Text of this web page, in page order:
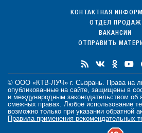
КОНТАКТНАЯ
ОТДЕЛ ПРОДАЖ
ВАКАНСИИ
ОТПРАВИТЬ
© ООО «КТВ-ЛУЧ» г. Сызрань. Права на
опубликованные на сайте, защищены в
и международным законодательством об
смежных правах. Любое использование
возможно только при указании обратной
Правила применения рекомендательных